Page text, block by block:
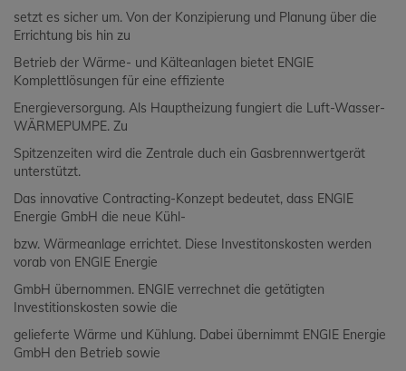
setzt es sicher um. Von der Konzipierung und Planung über die
Errichtung bis hin zu
Betrieb der Wärme- und Kälteanlagen bietet ENGIE
Komplettlösungen für eine effiziente
Energieversorgung. Als Hauptheizung fungiert die Luft-Wasser-
WÄRMEPUMPE. Zu
Spitzenzeiten wird die Zentrale duch ein Gasbrennwertgerät
unterstützt.
Das innovative Contracting-Konzept bedeutet, dass ENGIE
Energie GmbH die neue Kühl-
bzw. Wärmeanlage errichtet. Diese Investitonskosten werden
vorab von ENGIE Energie
GmbH übernommen. ENGIE verrechnet die getätigten
Investitionskosten sowie die
gelieferte Wärme und Kühlung. Dabei übernimmt ENGIE Energie
GmbH den Betrieb sowie